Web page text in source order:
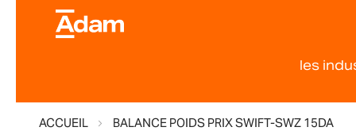
les
ACCUEIL BALANCE POIDS PRIX SWIFT-SWZ 15DA